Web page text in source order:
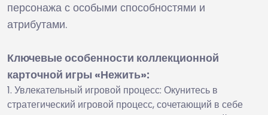
персонажа с особыми способностями и
атрибутами.
Ключевые особенности коллекционной
карточной игры «Нежить»:
Увлекательный игровой процесс: Окунитесь в
стратегический игровой процесс, сочетающий в себе